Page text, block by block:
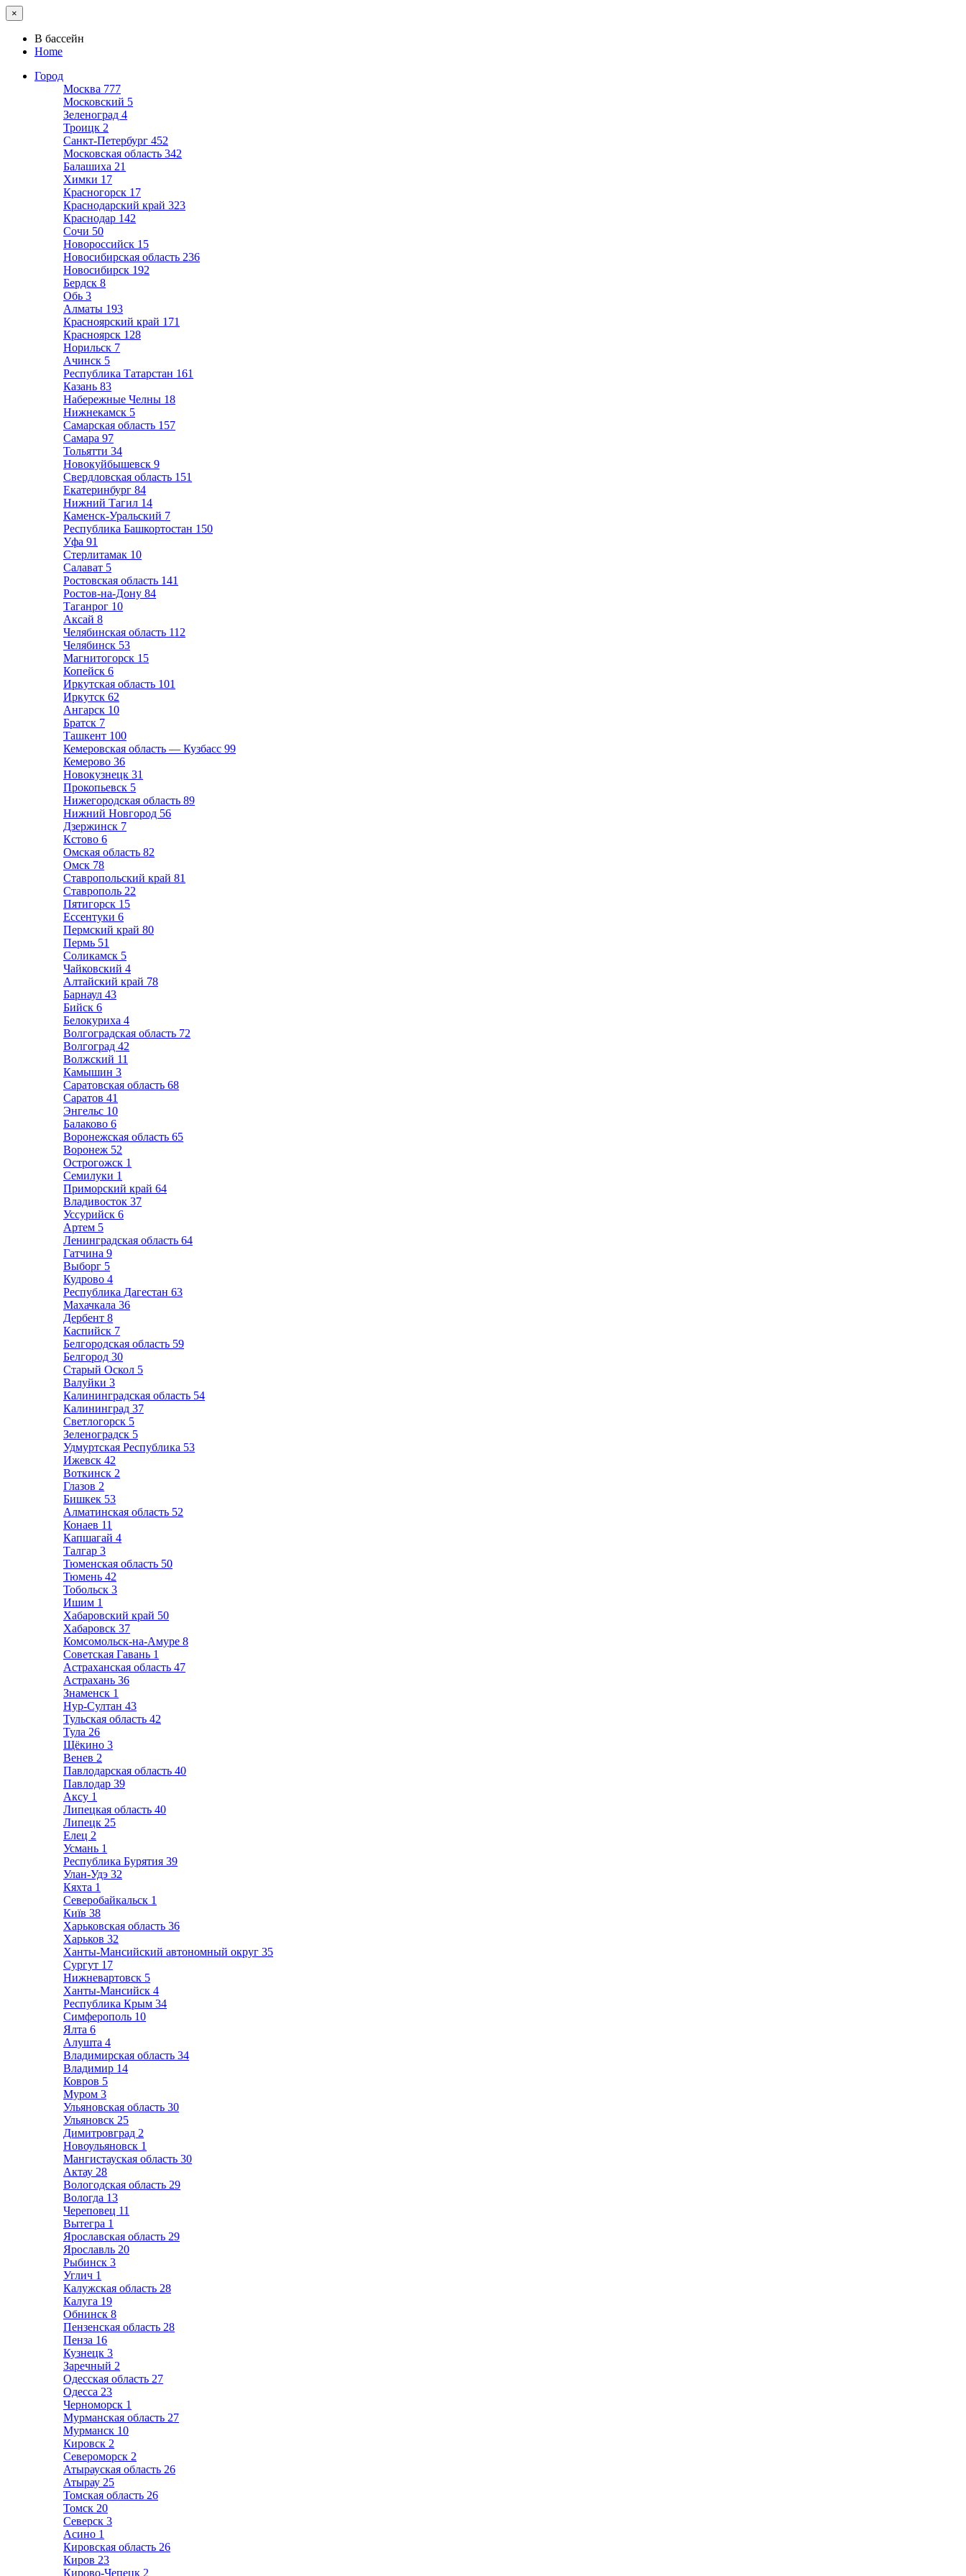
×
В бассейн
Home
Город
Москва 777
Московский 5
Зеленоград 4
Троицк 2
Санкт-Петербург 452
Московская область 342
Балашиха 21
Химки 17
Красногорск 17
Краснодарский край 323
Краснодар 142
Сочи 50
Новороссийск 15
Новосибирская область 236
Новосибирск 192
Бердск 8
Обь 3
Алматы 193
Красноярский край 171
Красноярск 128
Норильск 7
Ачинск 5
Республика Татарстан 161
Казань 83
Набережные Челны 18
Нижнекамск 5
Самарская область 157
Самара 97
Тольятти 34
Новокуйбышевск 9
Свердловская область 151
Екатеринбург 84
Нижний Тагил 14
Каменск-Уральский 7
Республика Башкортостан 150
Уфа 91
Стерлитамак 10
Салават 5
Ростовская область 141
Ростов-на-Дону 84
Таганрог 10
Аксай 8
Челябинская область 112
Челябинск 53
Магнитогорск 15
Копейск 6
Иркутская область 101
Иркутск 62
Ангарск 10
Братск 7
Ташкент 100
Кемеровская область — Кузбасс 99
Кемерово 36
Новокузнецк 31
Прокопьевск 5
Нижегородская область 89
Нижний Новгород 56
Дзержинск 7
Кстово 6
Омская область 82
Омск 78
Ставропольский край 81
Ставрополь 22
Пятигорск 15
Ессентуки 6
Пермский край 80
Пермь 51
Соликамск 5
Чайковский 4
Алтайский край 78
Барнаул 43
Бийск 6
Белокуриха 4
Волгоградская область 72
Волгоград 42
Волжский 11
Камышин 3
Саратовская область 68
Саратов 41
Энгельс 10
Балаково 6
Воронежская область 65
Воронеж 52
Острогожск 1
Семилуки 1
Приморский край 64
Владивосток 37
Уссурийск 6
Артем 5
Ленинградская область 64
Гатчина 9
Выборг 5
Кудрово 4
Республика Дагестан 63
Махачкала 36
Дербент 8
Каспийск 7
Белгородская область 59
Белгород 30
Старый Оскол 5
Валуйки 3
Калининградская область 54
Калининград 37
Светлогорск 5
Зеленоградск 5
Удмуртская Республика 53
Ижевск 42
Воткинск 2
Глазов 2
Бишкек 53
Алматинская область 52
Конаев 11
Капшагай 4
Талгар 3
Тюменская область 50
Тюмень 42
Тобольск 3
Ишим 1
Хабаровский край 50
Хабаровск 37
Комсомольск-на-Амуре 8
Советская Гавань 1
Астраханская область 47
Астрахань 36
Знаменск 1
Нур-Султан 43
Тульская область 42
Тула 26
Щёкино 3
Венев 2
Павлодарская область 40
Павлодар 39
Аксу 1
Липецкая область 40
Липецк 25
Елец 2
Усмань 1
Республика Бурятия 39
Улан-Удэ 32
Кяхта 1
Северобайкальск 1
Київ 38
Харьковская область 36
Харьков 32
Ханты-Мансийский автономный округ 35
Сургут 17
Нижневартовск 5
Ханты-Мансийск 4
Республика Крым 34
Симферополь 10
Ялта 6
Алушта 4
Владимирская область 34
Владимир 14
Ковров 5
Муром 3
Ульяновская область 30
Ульяновск 25
Димитровград 2
Новоульяновск 1
Мангистауская область 30
Актау 28
Вологодская область 29
Вологда 13
Череповец 11
Вытегра 1
Ярославская область 29
Ярославль 20
Рыбинск 3
Углич 1
Калужская область 28
Калуга 19
Обнинск 8
Пензенская область 28
Пенза 16
Кузнецк 3
Заречный 2
Одесская область 27
Одесса 23
Черноморск 1
Мурманская область 27
Мурманск 10
Кировск 2
Североморск 2
Атырауская область 26
Атырау 25
Томская область 26
Томск 20
Северск 3
Асино 1
Кировская область 26
Киров 23
Кирово-Чепецк 2